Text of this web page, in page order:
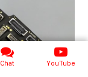
Chat YouTube